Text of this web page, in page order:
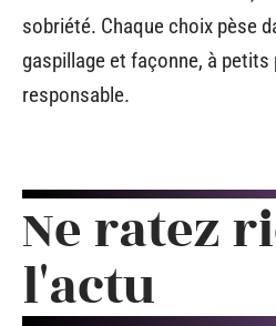
sobriété. Chaque choix pèse
gaspillage et façonne, à petits
responsable.
Ne ratez
l'actu